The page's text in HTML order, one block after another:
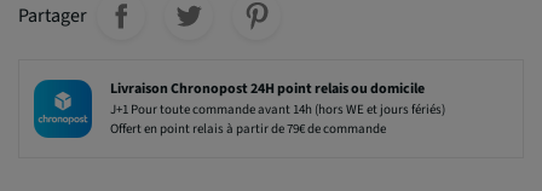
Partager
Livraison Chronopost 24H point relais ou domicile
J+1 Pour toute commande avant 14h (hors WE et jours fériés)
Offert en point relais à partir de 79€ de commande